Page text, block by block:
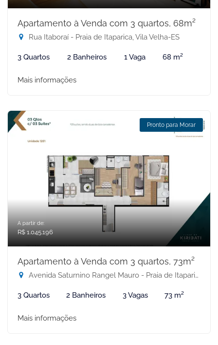
Apartamento à Venda com 3 quartos, 68m²
Rua Itaboraí - Praia de Itaparica, Vila Velha-ES
3 Quartos 2 Banheiros 1 Vaga 68 m²
Mais informações
Pronto para Morar
A partir de:
R$ 1.045.196
Apartamento à Venda com 3 quartos, 73m²
Avenida Saturnino Rangel Mauro - Praia de Itaparica, Vila Velha-ES
3 Quartos 2 Banheiros 3 Vagas 73 m²
Mais informações